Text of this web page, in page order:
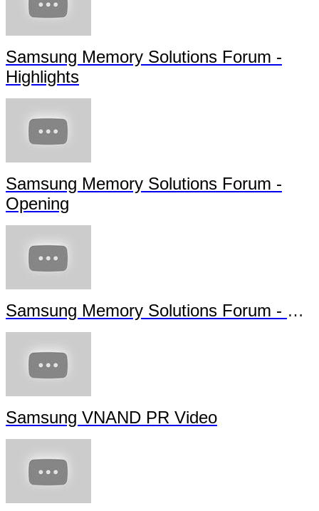
Samsung Memory Solutions Forum -
Highlights
Samsung Memory Solutions Forum -
Opening
Samsung Memory Solutions Forum - Future Technology
Samsung VNAND PR Video